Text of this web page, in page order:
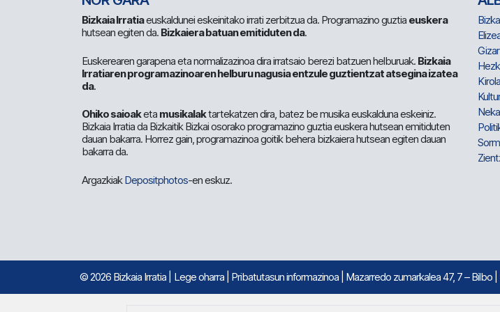
Bizkaia Irratiaeuskaldunei eskeinitako irrati zerbitzua da. Programazino guztia euskera
hutsean egiten da. Bizkaiera batuan emitiduten da.
Euskerearen garapena eta normalizazinoa dira irratsaio berezi batzuen helburuak. Bizkaia
Irratiaren programazinoaren helburu nagusia entzule guztientzat atsegina izatea
da.
Ohiko saioaketa musikalaktartekatzen dira, batez be musika euskalduna eskeiniz.
Bizkaia Irratia da Bizkaitik Bizkai osorako programazino guztia euskera hutsean emitiduten
dauan bakarra. Horrez gain, programazinoa goitik behera bizkaiera hutsean egiten dauan
bakarra da.
ArgazkiakDepositphotos-en eskuz.
© 2026 Bizkaia Irratia Lege oharra Pribatutasun informazinoa | Mazarredo zumarkalea 47, 7 – Bilbo |